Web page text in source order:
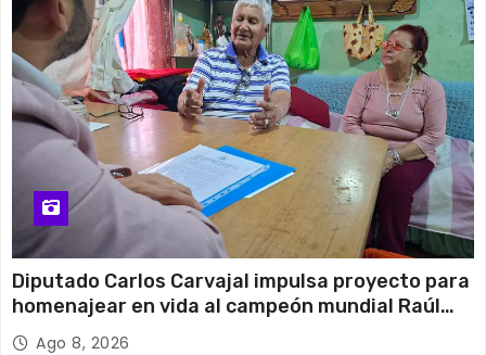
Diputado Carlos Carvajal impulsa proyecto para
homenajear en vida al campeón mundial Raúl
Choque
Ago 8, 2026